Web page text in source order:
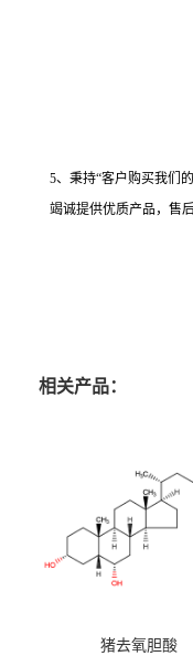
5、秉持“客户购买我们
竭诚提供优质产品，售后
相关产品：
猪去氧胆酸